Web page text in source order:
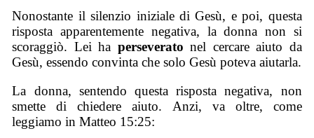
Nonostante il silenzio iniziale di Gesù, e poi, questa
risposta apparentemente negativa, la donna non si
scoraggiò. Lei ha perseverato nel cercare aiuto da
Gesù, essendo convinta che solo Gesù poteva aiutarla.
La donna, sentendo questa risposta negativa, non
smette di chiedere aiuto. Anzi, va oltre, come
leggiamo in Matteo 15:25: